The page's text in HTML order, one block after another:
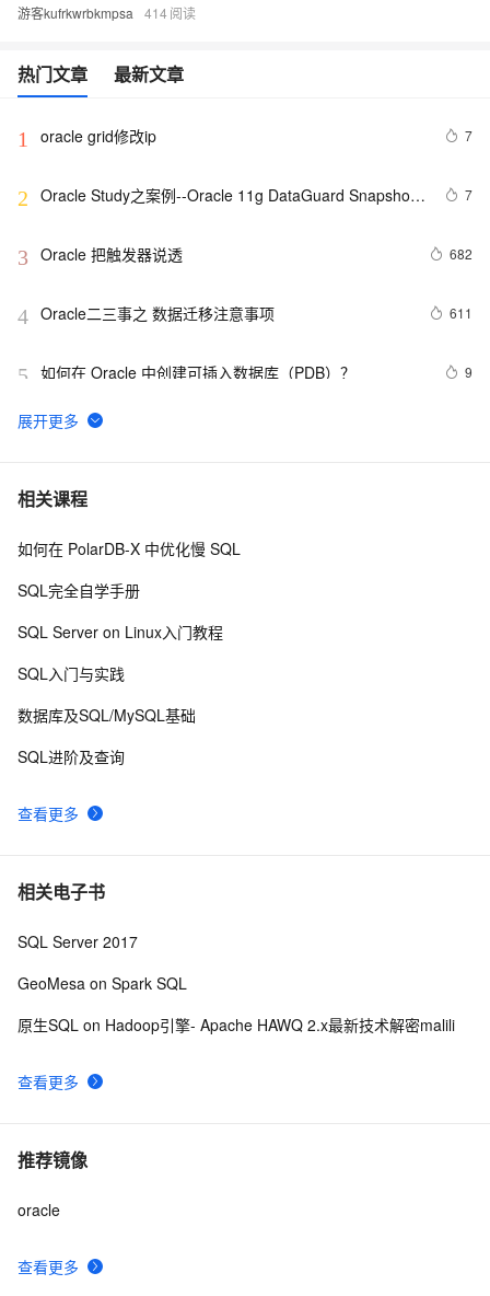
游客kufrkwrbkmpsa 414
热门文章 最新文章
1 oracle grid修改ip 7
2 Oracle Study之案例--Oracle 11g DataGuard Snapshot
7
3 Oracle 把触发器说透 682
4 Oracle二三事之 数据迁移注意事项 611
5 如何在 Oracle 中创建可插入数据库（PDB）？ 9
6 Oracle 创建触发器
7 PolarDB PostgreSQL版：Oracle兼容的高性能数据库
8 如何查看Oracle的版本信息
10Migrate database from single instance to Oracle RAC
相关课程
查看更多
如何在 PolarDB-X 中优化慢 SQL
SQL完全自学手册
SQL Server on Linux入门教程
SQL入门与实践
数据库及SQL/MySQL基础
SQL进阶及查询
相关电子书
查看更多
SQL Server 2017
GeoMesa on Spark SQL
原生SQL on Hadoop引擎- Apache HAWQ 2.x最新技术解密malili
推荐镜像
查看更多
oracle